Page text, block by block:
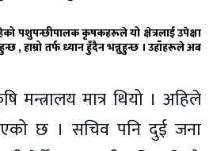
पशुपन्छीपालक कृषकहरूले यो क्षेत्रलाई उपेक्षा
, हाम्रो तर्फ ध्यान हुँदैन भन्नुहुन्छ । उहाँहरूले अब
मन्त्रालय मात्र थियो । अहिले
छ । सचिव पनि दुई जना